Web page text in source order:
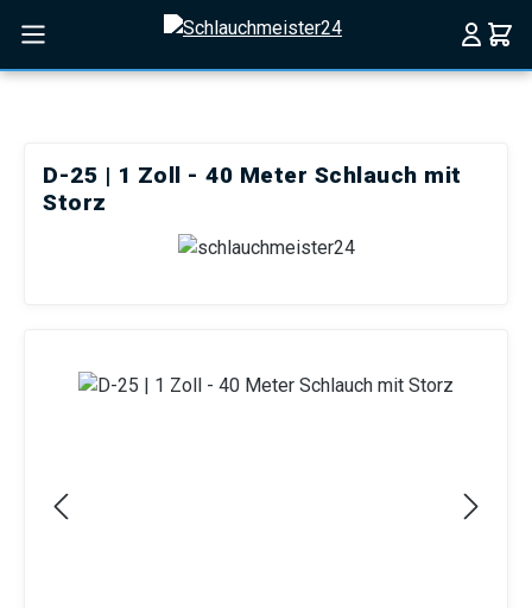
Zum Hauptinhalt springen
D-25 | 1 Zoll - 40 Meter Schlauch mit
Storz